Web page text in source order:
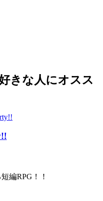
きな人にオスス
編RPG！！